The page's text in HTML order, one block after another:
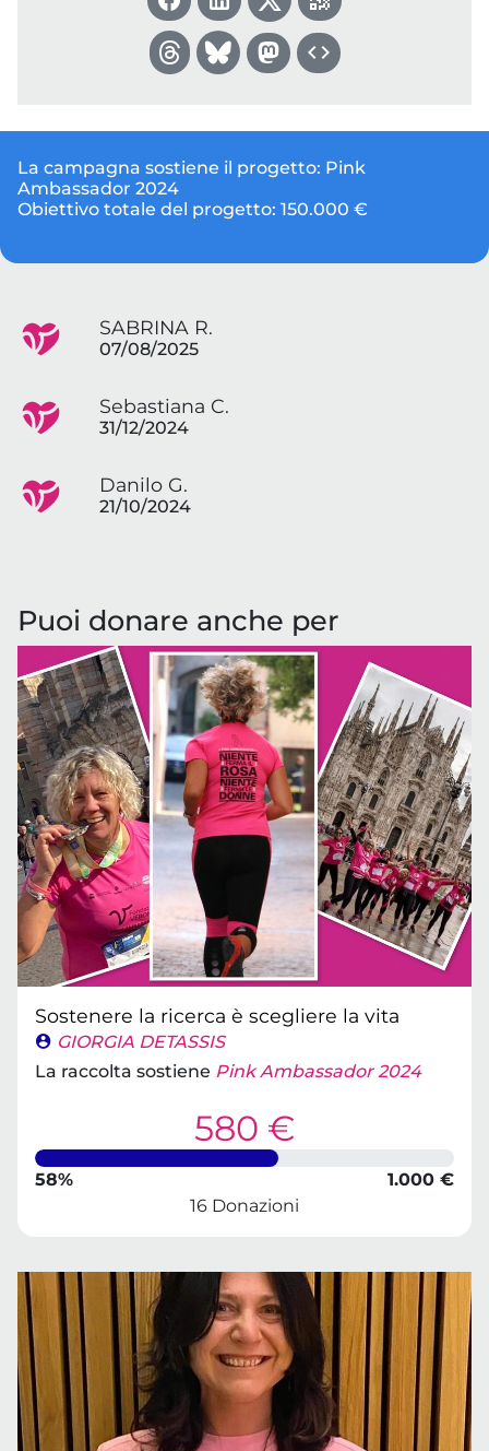
La campagna sostiene il progetto: Pink
Ambassador 2024
Obiettivo totale del progetto: 150.000 €
SABRINA R.
07/08/2025
Sebastiana C.
31/12/2024
Danilo G.
21/10/2024
Puoi donare anche per
Sostenere la ricerca è scegliere la vita
GIORGIA DETASSIS
La raccolta sostiene Pink Ambassador 2024
580 €
58%
1.000 €
16 Donazioni